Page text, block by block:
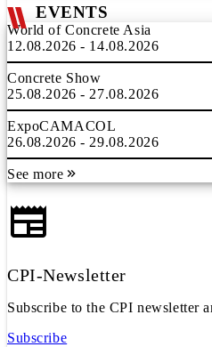
EVENTS
World of Concrete Asia
12.08.2026 - 14.08.2026
Concrete Show
25.08.2026 - 27.08.2026
ExpoCAMACOL
26.08.2026 - 29.08.2026
See more
CPI-Newsletter
Subscribe to the CPI newsletter
Subscribe